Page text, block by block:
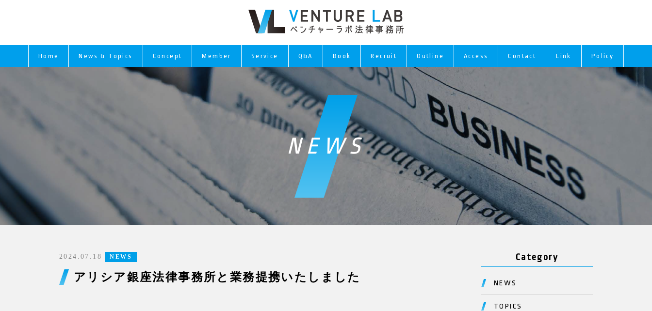
Home News & Topics Concept Member Service Q&A Book Recruit Outline Access Contact Link Policy
NEWS
2024.07.18 NEWS
アリシア銀座法律事務所と業務提携いたしました
Category
NEWS
TOPICS